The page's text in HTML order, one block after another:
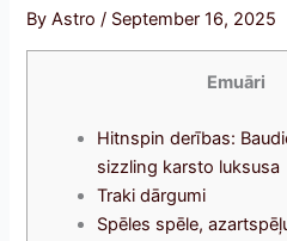
ByAstro/ September 16, 2025
Emuāri
Hitnspin derības:
sizzling karsto luksusa
Traki dārgumi
Spēles spēle,